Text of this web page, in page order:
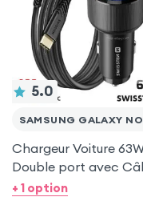
5.0
SAMSUNG GALAXY
Chargeur Voiture
Double port avec
USB C 1m pour
+ 1 option